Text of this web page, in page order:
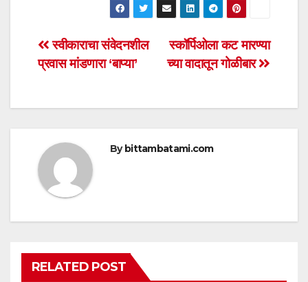
s
A
p
e
b
o
tt
er
ail ar
e
Post
navigation
स्कॉर्पिओला कट मारण्या
च्या वादातून गोळीबार
स्वीकाराचा संवेदनशील
प्रवास मांडणारा ‘बाप्या’
By bittambatami.com
RELATED POST